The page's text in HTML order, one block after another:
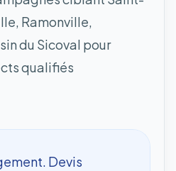
Ramonville,
du Sicoval pour
qualifiés
Devis